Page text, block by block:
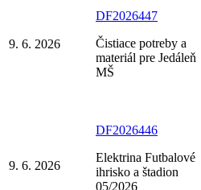
9. 6. 2026
DF2026447
Čistiace potreby a
materiál pre Jedáleň
MŠ
9. 6. 2026
DF2026446
Elektrina Futbalové
ihrisko a štadion
05/2026